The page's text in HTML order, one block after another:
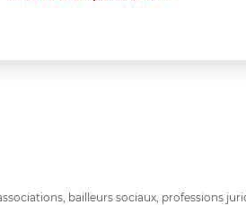
bailleurs sociaux, professions